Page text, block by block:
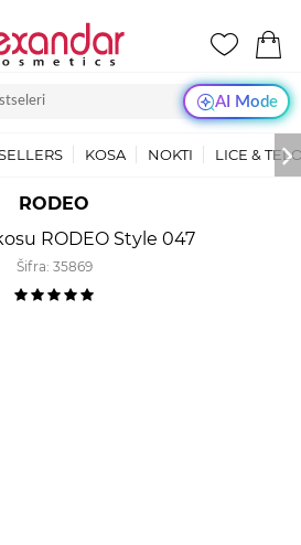
AI Mode
KOSA NOKTI LICE &
RODEO
RODEO Style 047
Šifra: 35869